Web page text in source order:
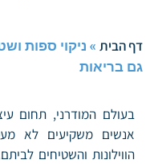
דף הבית » ניקוי ספות
גם בריאות
בעולם המודרני, תחום
אנשים משקיעים לא
הווילונות והשטיחים